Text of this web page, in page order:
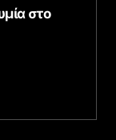
στο